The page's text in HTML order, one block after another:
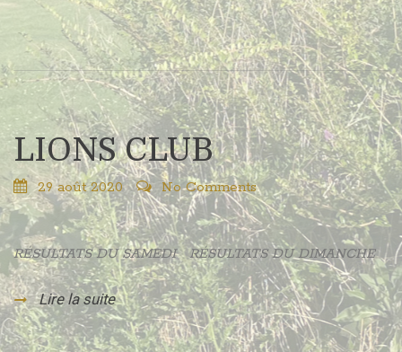
LIONS CLUB
29 août 2020 No Comments
RÉSULTATS DU SAMEDI RÉSULTATS DU DIMANCHE
Lire la suite